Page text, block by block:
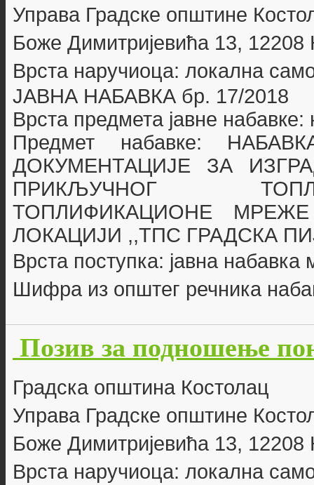
Управа Градске општине
Боже Димитријевића 13, 12208
Врста наручиоца: локална
ЈАВНА НАБАВКА бр. 17/2018
Врста предмета јавне
Предмет набавке:
ДОКУМЕНТАЦИЈЕ ЗА
ПРИКЉУЧНОГ
ТОПЛИФИКАЦИОНЕ
ЛОКАЦИЈИ ,,ТПС ГРАДСКА
Врста поступка: јавна набавка
Шифра из општег речника
Позив за подношење
Градска општина Костолац
Управа Градске општине
Боже Димитријевића 13, 12208
Врста наручиоца: локална